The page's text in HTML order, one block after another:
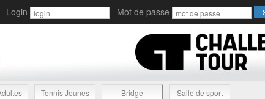
Login Mot de passe
Tennis Jeunes Bridge Salle de sport